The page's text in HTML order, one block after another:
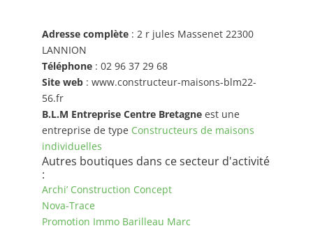
Adresse complète: 2 r jules Massenet 22300
LANNION
Téléphone: 02 96 37 29 68
Site web: www.constructeur-maisons-blm22-
56.fr
B.L.M Entreprise Centre Bretagneest une
entreprise de type Constructeurs de maisons
individuelles
Autres boutiques dans ce secteur d'activité
:
Archi’ Construction Concept
Nova-Trace
Promotion Immo Barilleau Marc